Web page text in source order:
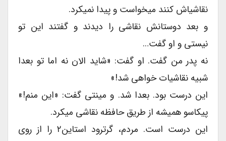
نقاشیاش کنند میخواست و پیدا نمیکرد.
و بعد دوستانش نقاشی را دیدند و گفتند این تو
نیستی و او گفت…
نه پدر من گفت. او گفت: «شاید الان نه اما تو بعدا
شبیه نقاشیات خواهی شد!»
این درست بود. بعدا شد. و مینتی گفت: «این منم!»
پیکاسو همیشه از طریق حافظه نقاشی میکرد.
این درست است. مردم، گرترود استاین۲ را از روی